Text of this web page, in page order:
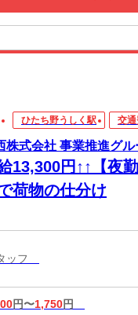
ひたち野うしく駅 交
株式会社 事業推進グ
13,300円↑↑【夜
荷物の仕分け
ッフ
円〜1,750円